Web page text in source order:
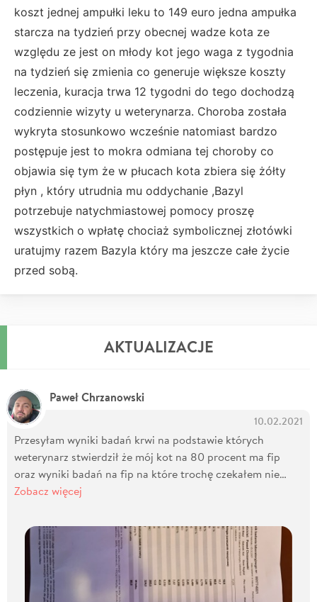
koszt jednej ampułki leku to 149 euro jedna ampułka
starcza na tydzień przy obecnej wadze kota ze
względu ze jest on młody kot jego waga z tygodnia
na tydzień się zmienia co generuje większe koszty
leczenia, kuracja trwa 12 tygodni do tego dochodzą
codziennie wizyty u weterynarza. Choroba została
wykryta stosunkowo wcześnie natomiast bardzo
postępuje jest to mokra odmiana tej choroby co
objawia się tym że w płucach kota zbiera się żółty
płyn , który utrudnia mu oddychanie ,Bazyl
potrzebuje natychmiastowej pomocy proszę
wszystkich o wpłatę chociaż symbolicznej złotówki
uratujmy razem Bazyla który ma jeszcze całe życie
przed sobą.
AKTUALIZACJE
Paweł Chrzanowski
10.02.2021
Przesyłam wyniki badań krwi na podstawie których
weterynarz stwierdził że mój kot na 80 procent ma fip
oraz wyniki badań na fip na które trochę czekałem nie…
Zobacz więcej